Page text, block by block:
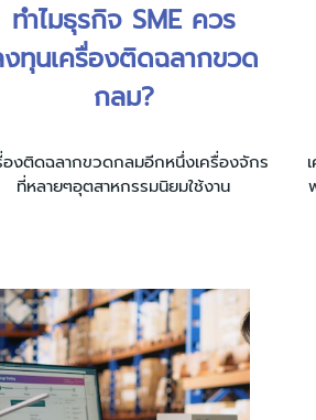
ทำไมธุรกิจ SME ควร
ทุนเครื่องติดฉลากขวด
กลม?
องติดฉลากขวดกลมอีกหนึ่งเครื่องจักร
ที่หลายๆอุตสาหกรรมนิยมใช้งาน